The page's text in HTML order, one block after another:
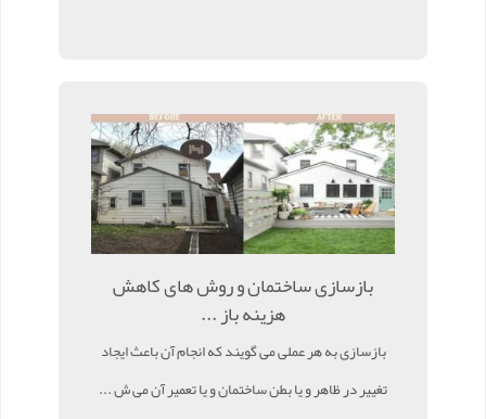
بازسازی ساختمان و روش های کاهش
هزینه باز ...
بازسازی به هر عملی می گویند که انجام آن باعث ایجاد
تغییر در ظاهر و یا بطن ساختمان و یا تعمیر آن می ش ...